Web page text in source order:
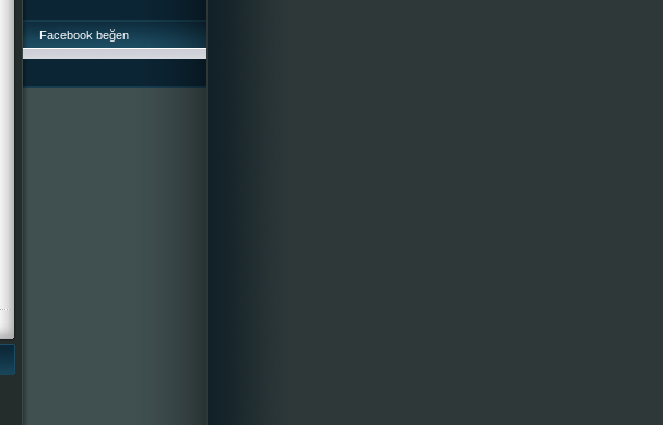
Facebook beğen